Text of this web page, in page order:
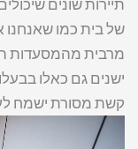
תיירות שונים
של בית כמו שאנחנו
מרבית מהמסעדות
ישנים גם כאלו
קשת מסורת ישמח